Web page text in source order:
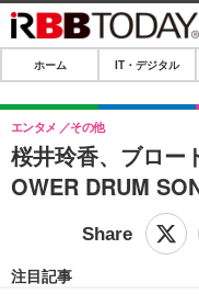
ホーム
IT・デジタル
IT・デジタルTOP
ショッピング
SPEED TEST
エンタメTOP
ホーム IT・デジタル
桜井玲香、ブロー
OWER DRUM
エンタメ その他
注目記事